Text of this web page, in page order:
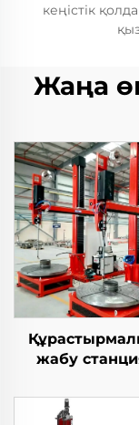
кеңістік
Жаңа
жабу